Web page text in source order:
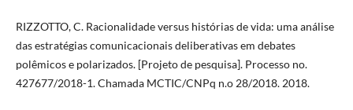
RIZZOTTO, C. Racionalidade versus histórias de vida: uma análise
das estratégias comunicacionais deliberativas em debates
polêmicos e polarizados. [Projeto de pesquisa]. Processo no.
427677/2018-1. Chamada MCTIC/CNPq n.o 28/2018. 2018.